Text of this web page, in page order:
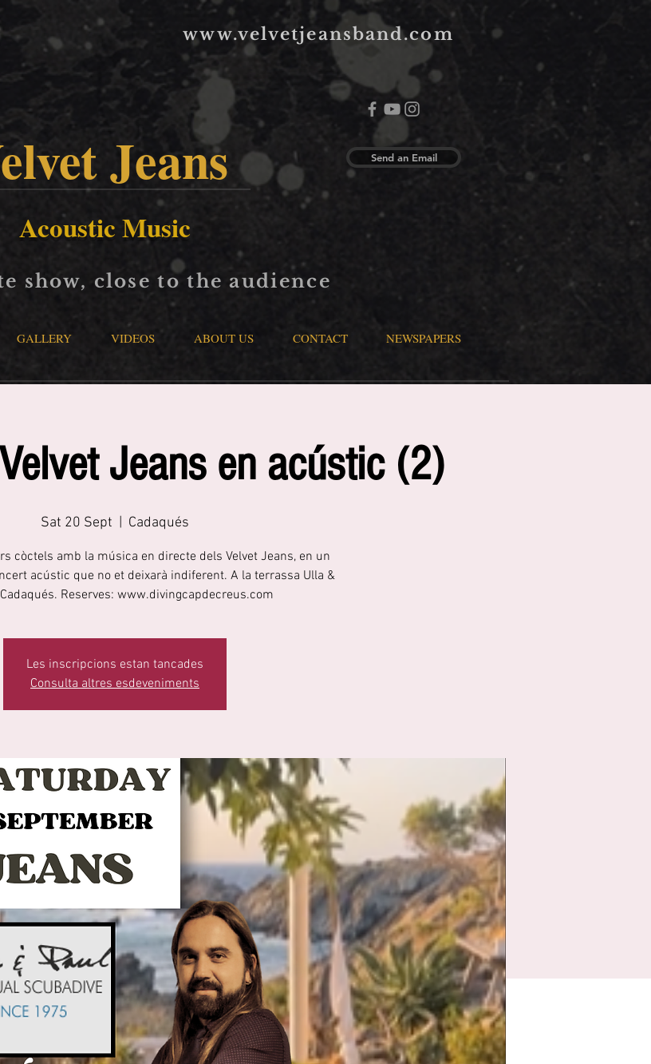
www.velvetjeansband.com
Jeans Send an Email
Acoustic Music
show, close to the audience
GALLERY VIDEOS ABOUT US CONTACT NEWSPAPERS
Jeans en acústic (2)
Sat 20 Sept Cadaqués
còctels amb la música en directe dels Velvet Jeans, en un
acústic que no et deixarà indiferent. A la terrassa Ulla &
Reserves: www.divingcapdecreus.com
Les inscripcions estan tancades
Consulta altres esdeveniments